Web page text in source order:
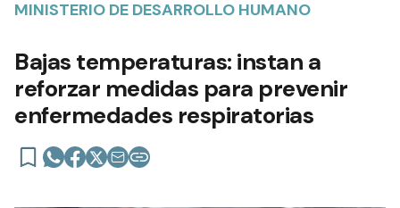
MINISTERIO DE DESARROLLO HUMANO
Bajas temperaturas: instan a
reforzar medidas para prevenir
enfermedades respiratorias